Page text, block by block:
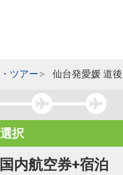
ツアー 仙台発愛媛 道
択
内航空券+宿泊